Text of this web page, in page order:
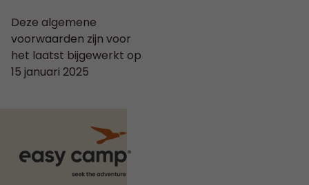
Deze algemene
voorwaarden zijn voor
het laatst bijgewerkt op
15 januari 2025